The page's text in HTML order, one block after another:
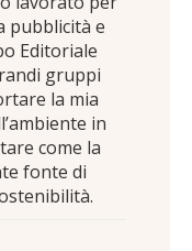
pubblicità e
Editoriale
gruppi
la mia
in
come la
fonte di